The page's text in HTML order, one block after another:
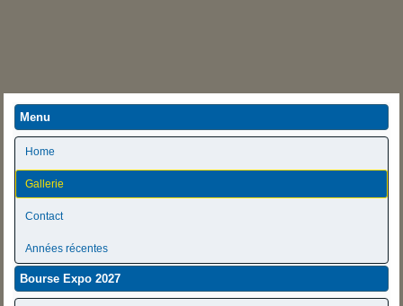
Menu
Home
Gallerie
Contact
Années récentes
Bourse Expo 2027